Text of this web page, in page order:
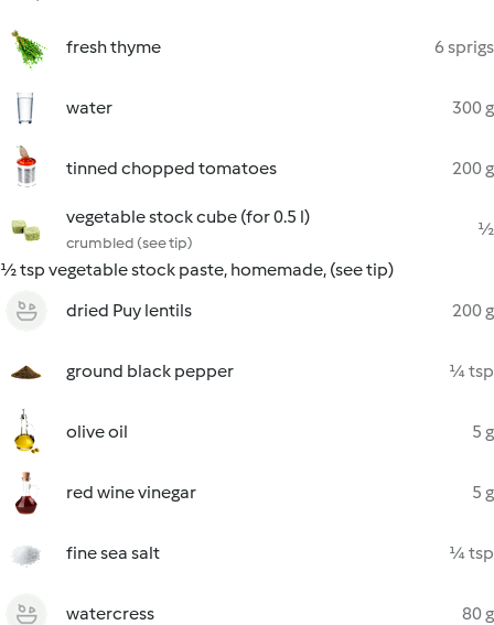
fresh thyme 6 sprigs
water 300 g
tinned chopped tomatoes 200 g
vegetable stock cube (for 0.5 l)
crumbled (see tip)
½
½ tsp vegetable stock paste, homemade, (see tip)
dried Puy lentils
200 g
ground black pepper ¼ tsp
olive oil 5 g
red wine vinegar 5 g
fine sea salt ¼ tsp
watercress 80 g